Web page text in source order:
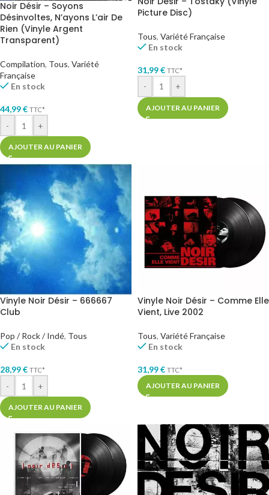
Noir Désir – Soyons
Désinvoltes, N’ayons L’air De
Rien (Vinyle Argent
Transparent)
Compilation, Tous, Variété
Française
En stock
44,99€ TTC*
- +
AJOUTER AU PANIER
Picture Disc)
Tous, Variété Française
En stock
31,99€ TTC*
- +
AJOUTER AU PANIER
Vinyle Noir Désir – 666667
Club
Pop / Rock / Indé, Tous
En stock
28,99€ TTC*
- +
AJOUTER AU PANIER
Vinyle Noir Désir – Comme Elle
Vient, Live 2002
Tous, Variété Française
En stock
31,99€ TTC*
AJOUTER AU PANIER